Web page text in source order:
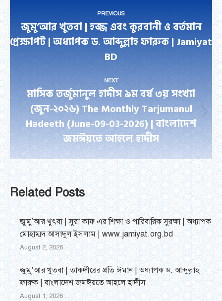
navigation
PREVIOUS
Previous
post:
জুমু’আর খুতবা | হজ্জ এবং কুরবানী ও বর্তমান
প্রেক্ষাপট | অধ্যাপক ড. আব্দুল্লাহ ফারুক | Jamiyat
BD
NEXT
post:
মাসিক তর্জুমানুল হাদীস ৯ম বর্ষ ৩য় সংখ্যা
(জুন-২০২৬) The Monthly Tarjumanul
Hadeeth (June-09-03-2026) | বাংলাদেশ
জমঈয়তে আহলে হাদীস
Related Posts
জুমু’আর খুৎবা | সুরা কাফ এর শিক্ষা ও পারিবারিক সুরক্ষা | অধ্যাপক
মোহাম্মদ আসাদুল ইসলাম | www.jamiyat.org.bd
August 2, 2026
জুমু’আর খুতবা | তাকদীরের প্রতি ঈমান | অধ্যাপক ড. আব্দুল্লাহ
ফারুক | বাংলাদেশ জমঈয়তে আহলে হাদীস
August 1, 2026